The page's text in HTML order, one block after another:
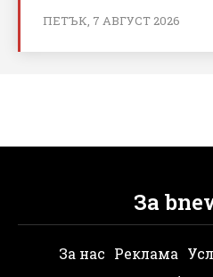
ПЕТЪК, 7 АВГУСТ 2026
За
За нас Реклама